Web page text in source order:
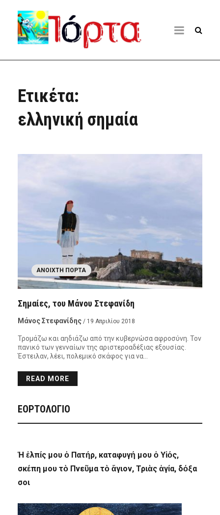
Ετικέτα:
ελληνική σημαία
ΑΝΟΙΧΤΉ ΠΌΡΤΑ
Σημαίες, του Μάνου Στεφανίδη
Μάνος Στεφανίδης / 19 Απριλίου 2018
Τρομάζω και αηδιάζω από την κυβερνώσα αφροσύνη. Τον
πανικό των γενναίων της αριστεροαδέξιας εξουσίας.
Έστειλαν, λέει, πολεμικό σκάφος για να…
READ MORE
ΕΟΡΤΟΛΟΓΙΟ
Ἡ ἐλπίς μου ὁ Πατήρ, καταφυγή μου ὁ Υἱός,
σκέπη μου τὸ Πνεῦμα τὸ ἅγιον, Τριὰς ἁγία, δόξα
σοι